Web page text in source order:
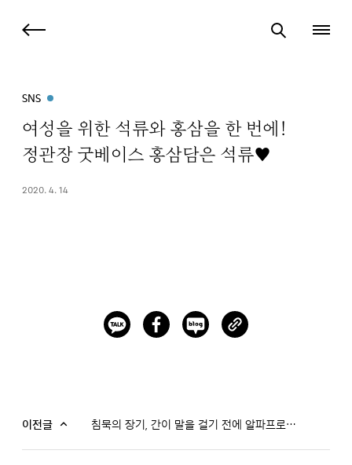
SNS
여성을 위한 석류와 홍삼을 한 번에!
정관장 굿베이스 홍삼담은 석류♥
2020. 4. 14
이전글 침묵의 장기, 간이 말을 걸기 전에 알파프로젝트 간 건강으로 연말 회식 대비하기!